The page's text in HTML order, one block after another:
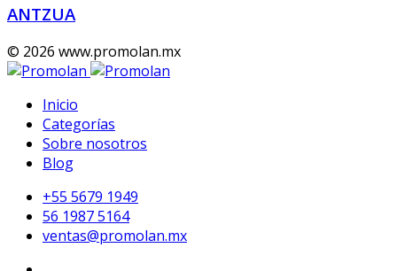
ANTZUA
© 2026 www.promolan.mx
Inicio
Categorías
Sobre nosotros
Blog
+55 5679 1949
56 1987 5164
ventas@promolan.mx